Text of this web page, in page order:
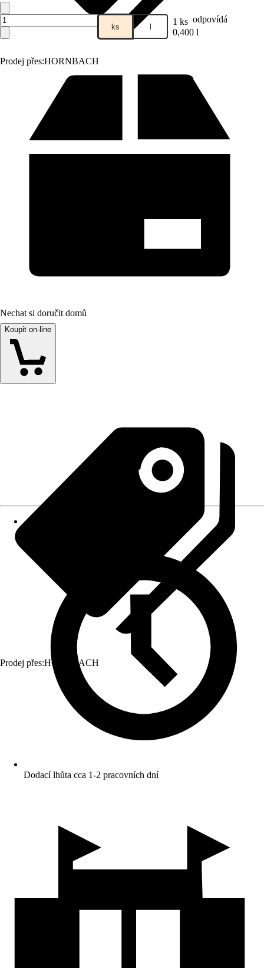
Prodej přes:HORNBACH
ks l 1 ks odpovídá
0,400 l
Nechat si doručit domů
Koupit on-line
Prodej přes:HORNBACH
Dodací lhůta cca 1-2 pracovních dní